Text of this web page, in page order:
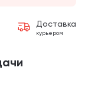
Доставка
курьером